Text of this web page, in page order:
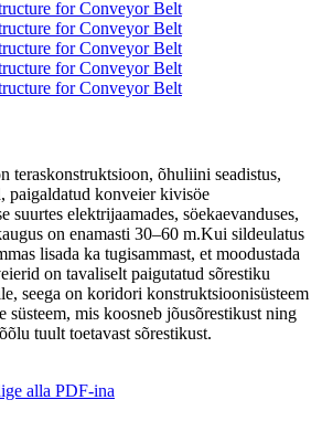
teraskonstruktsioon, õhuliini seadistus,
paigaldatud konveier kivisöe
suurtes elektrijaamades, söekaevanduses,
on enamasti 30–60 m.Kui sildeulatus
lisada ka tugisammast, et moodustada
on tavaliselt paigutatud sõrestiku
seega on koridori konstruktsioonisüsteem
süsteem, mis koosneb jõusõrestikust ning
tuult toetavast sõrestikust.
alla PDF-ina